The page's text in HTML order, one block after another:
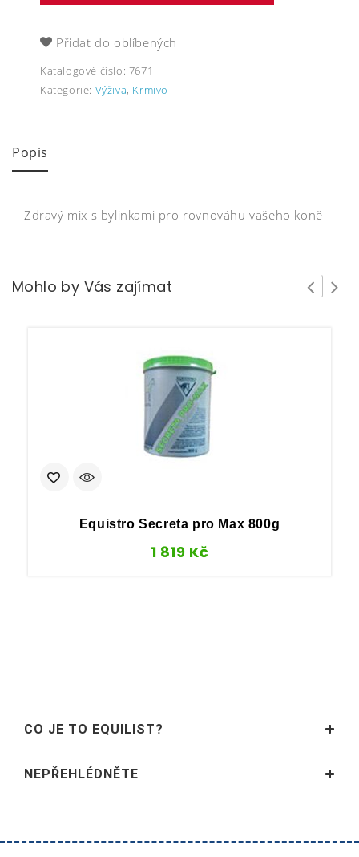
Přidat do oblíbených
Katalogové číslo: 7671
Kategorie: Výživa, Krmivo
Popis
Zdravý mix s bylinkami pro rovnováhu vašeho koně
Mohlo by Vás zajímat
Equistro Secreta pro Max 800g
1 819 Kč
CO JE TO EQUILIST?
NEPŘEHLÉDNĚTE